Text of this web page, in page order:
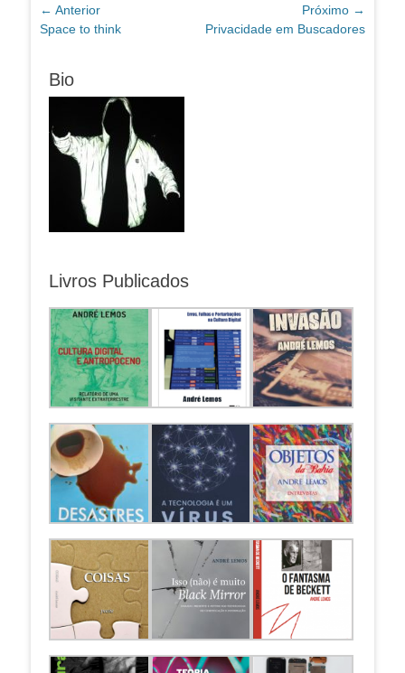
Navegação
de
← Anterior
Post
Space to think
Próximo →
Próximo
Privacidade em Buscadores
Bio
Livros Publicados